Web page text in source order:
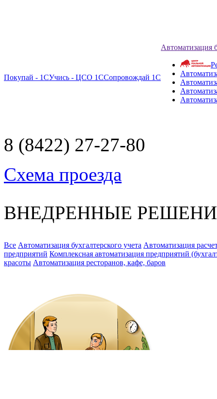
Покупай - 1СУчись - ЦСО 1ССопровождай 1С
Автоматизация
8 (8422) 27-27-80
Схема проезда
ВНЕДРЕННЫЕ
Все Автоматизация бухгалтерского учета Автоматизация
предприятий Комплексная автоматизация предприятий
красоты Автоматизация ресторанов, кафе, баров